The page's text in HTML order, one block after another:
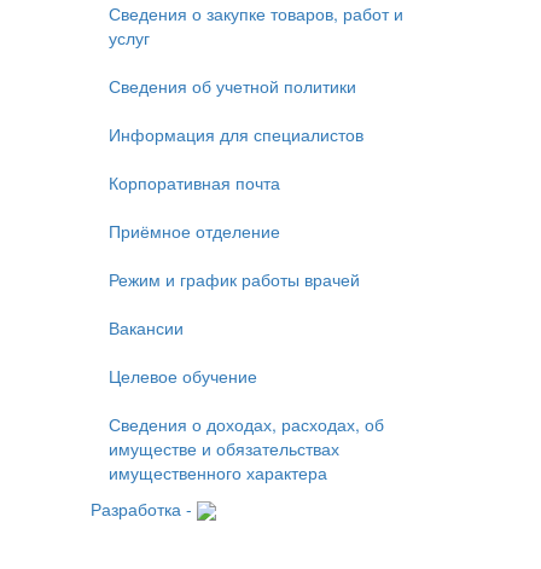
Сведения о закупке товаров, работ и
услуг
Сведения об учетной политики
Информация для специалистов
Корпоративная почта
Приёмное отделение
Режим и график работы врачей
Вакансии
Целевое обучение
Сведения о доходах, расходах, об
имуществе и обязательствах
имущественного характера
Разработка -